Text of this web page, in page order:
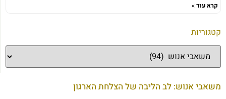
קרא עוד »
קטגוריות
משאבי אנוש: לב הליבה של הצלחת הארגון